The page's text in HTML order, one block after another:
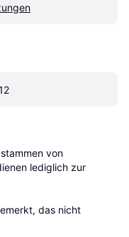
von
lediglich zur
das nicht